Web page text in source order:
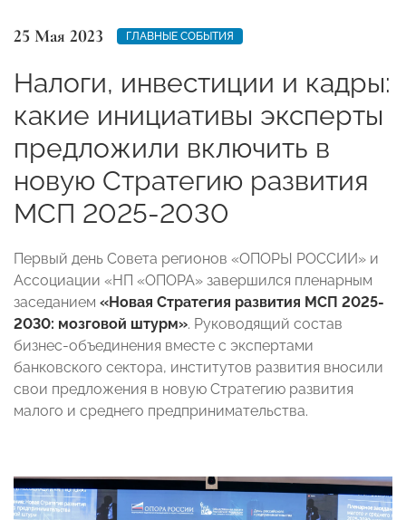
25 Мая 2023 ГЛАВНЫЕ СОБЫТИЯ
Налоги, инвестиции и кадры:
какие инициативы эксперты
предложили включить в
новую Стратегию развития
МСП 2025-2030
Первый день Совета регионов «ОПОРЫ РОССИИ» и
Ассоциации «НП «ОПОРА» завершился пленарным
заседанием «Новая Стратегия развития МСП 2025-
2030: мозговой штурм». Руководящий состав
бизнес-объединения вместе с экспертами
банковского сектора, институтов развития вносили
свои предложения в новую Стратегию развития
малого и среднего предпринимательства.